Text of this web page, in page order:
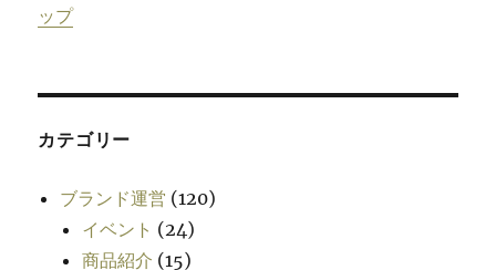
ップ
カテゴリー
ブランド運営 (120)
イベント (24)
商品紹介 (15)